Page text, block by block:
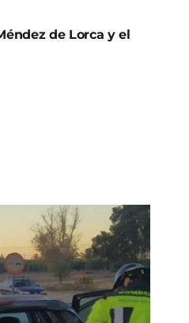
de Lorca y el